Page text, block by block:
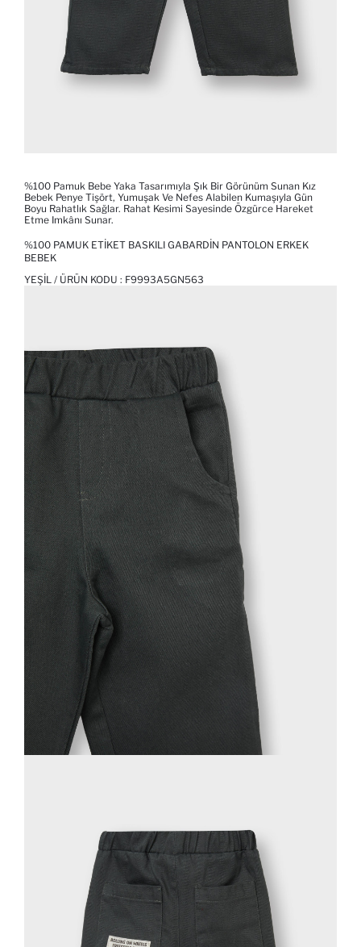
%100 Pamuk Bebe Yaka Tasarımıyla Şık Bir Görünüm Sunan Kız
Bebek Penye Tişört, Yumuşak Ve Nefes Alabilen Kumaşıyla Gün
Boyu Rahatlık Sağlar. Rahat Kesimi Sayesinde Özgürce Hareket
Etme Imkânı Sunar.
%100 PAMUK ETIKET BASKILI GABARDIN PANTOLON ERKEK
BEBEK
YEŞIL / ÜRÜN KODU : F9993A5GN563